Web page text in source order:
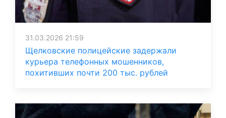
31.03.2026 21:59
Щелковские полицейские задержали
курьера телефонных мошенников,
похитивших почти 200 тыс. рублей